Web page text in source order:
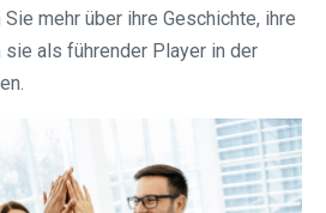
mehr über ihre Geschichte, ihre
sie als führender Player in der